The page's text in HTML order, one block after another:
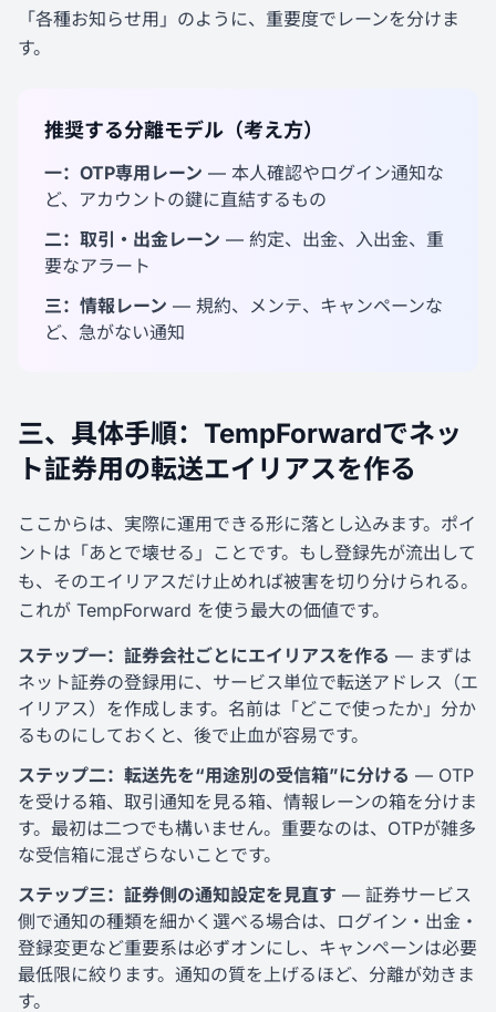
「各種お知らせ用」のように、重要度でレーンを分けま
す。
推奨する分離モデル（考え方）
一：OTP専用レーン — 本人確認やログイン通知な
ど、アカウントの鍵に直結するもの
二：取引・出金レーン — 約定、出金、入出金、重
要なアラート
三：情報レーン — 規約、メンテ、キャンペーンな
ど、急がない通知
三、具体手順：TempForwardでネッ
ト証券用の転送エイリアスを作る
ここからは、実際に運用できる形に落とし込みます。ポイ
ントは「あとで壊せる」ことです。もし登録先が流出して
も、そのエイリアスだけ止めれば被害を切り分けられる。
これが TempForward を使う最大の価値です。
ステップ一：証券会社ごとにエイリアスを作る — まずは
ネット証券の登録用に、サービス単位で転送アドレス（エ
イリアス）を作成します。名前は「どこで使ったか」分か
るものにしておくと、後で止血が容易です。
ステップ二：転送先を“用途別の受信箱”に分ける — OTP
を受ける箱、取引通知を見る箱、情報レーンの箱を分けま
す。最初は二つでも構いません。重要なのは、OTPが雑多
な受信箱に混ざらないことです。
ステップ三：証券側の通知設定を見直す — 証券サービス
側で通知の種類を細かく選べる場合は、ログイン・出金・
登録変更など重要系は必ずオンにし、キャンペーンは必要
最低限に絞ります。通知の質を上げるほど、分離が効きま
す。